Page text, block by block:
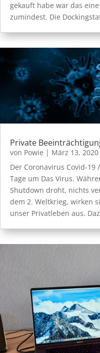
gekauft habe war das
zumindest. Die
Private
von Powie | März 13, 2020
Der Coronavirus Covid-19
Tage um Das Virus.
Shutdown droht, nichts
dem 2. Weltkrieg, wirken
unser Privatleben aus.